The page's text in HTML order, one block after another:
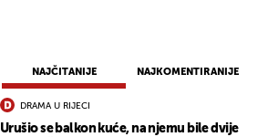
NAJČITANIJE NAJKOMENTIRANIJE
DRAMA U RIJECI
Urušio se balkon kuće, na njemu bile dvije